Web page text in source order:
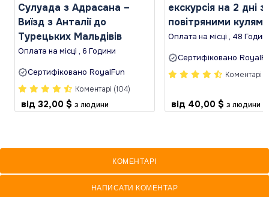
Сулуада з Адрасана –
Виїзд з Анталії до
Турецьких Мальдівів
Оплата на місці , 6 Години
Сертифіковано RoyalFun
Коментарі (104)
від 32,00 $ з людини
екскурсія на 2 дні з
повітряними кулями
Оплата на місці , 48
Сертифіковано
Коментарі
від 40,00 $ з людини
КОМЕНТАРІ
НАПИСАТИ КОМЕНТАР